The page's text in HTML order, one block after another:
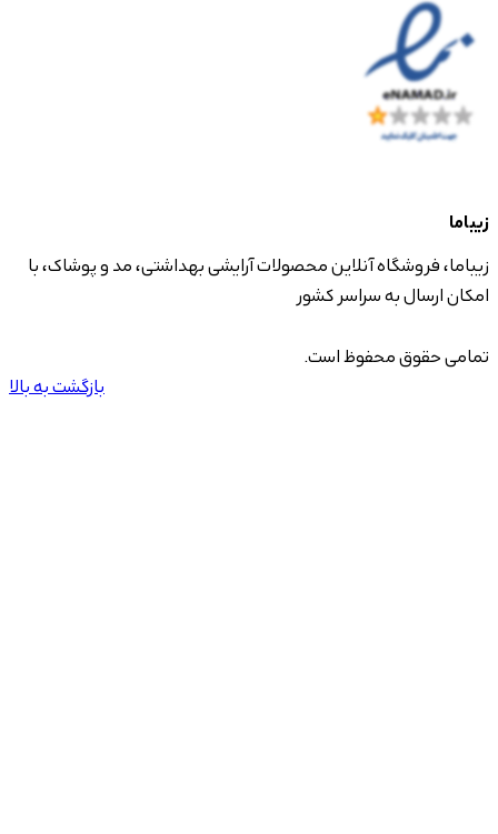
زیباما
زیباما، فروشگاه آنلاین محصولات آرایشی بهداشتی، مد و پوشاک، با
امکان ارسال به سراسر کشور
تمامی حقوق محفوظ است.
بازگشت به بالا